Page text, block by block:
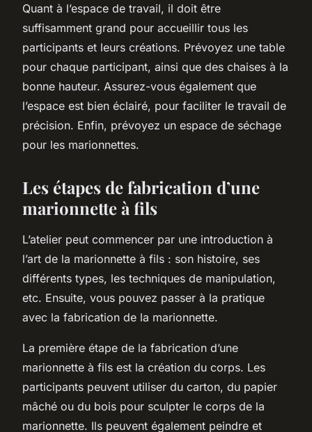
Quant à l’espace de travail, il doit être
suffisamment grand pour accueillir tous les
participants et leurs créations. Prévoyez une table
pour chaque participant, ainsi que des chaises à la
bonne hauteur. Assurez-vous également que
l’espace est bien éclairé, pour faciliter le travail de
précision. Enfin, prévoyez un espace de séchage
pour les marionnettes.
Les étapes de fabrication d’une
marionnette à fils
L’atelier peut commencer par une introduction à
l’art de la marionnette à fils : son histoire, ses
différents types, les techniques de manipulation,
etc. Ensuite, vous pouvez passer à la pratique
avec la fabrication de la marionnette.
La première étape de la fabrication d’une
marionnette à fils est la création du corps. Les
participants peuvent utiliser du carton, du papier
mâché ou du bois pour sculpter le corps de la
marionnette. Ils peuvent également peindre et